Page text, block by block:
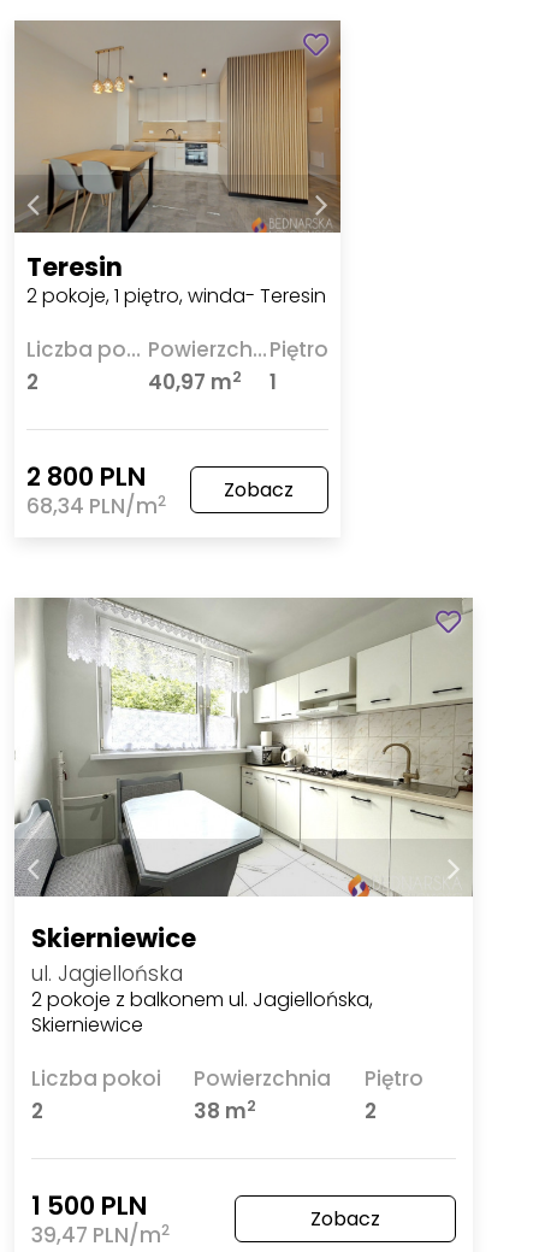
Teresin
2 pokoje, 1 piętro, winda- Teresin
Liczba pokoi
2
Powierzchnia
40,97 m2
Piętro
1
2 800 PLN
68,34 PLN/m2 Zobacz
Skierniewice
ul. Jagiellońska
2 pokoje z balkonem ul. Jagiellońska,
Skierniewice
Liczba pokoi
2
Powierzchnia
38 m2
Piętro
2
1 500 PLN
39,47 PLN/m2 Zobacz